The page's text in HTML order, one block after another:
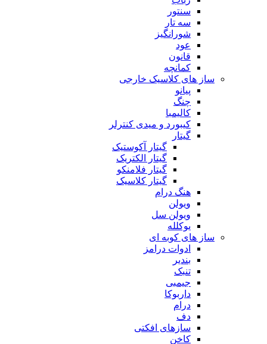
سنتور
سه تار
شورانگیز
عود
قانون
کمانچه
ساز های کلاسیک خارجی
پیانو
چنگ
کالیمبا
کیبورد و میدی کنترلر
گیتار
گیتار آکوستیک
گیتار الکتریک
گیتار فلامنکو
گیتار کلاسیک
هنگ درام
ویولن
ویولن سل
یوکلله
ساز های کوبه ای
ادوات درامز
بندیر
تنبک
جیمبی
داربوکا
درام
دف
سازهای افکتی
کاخن